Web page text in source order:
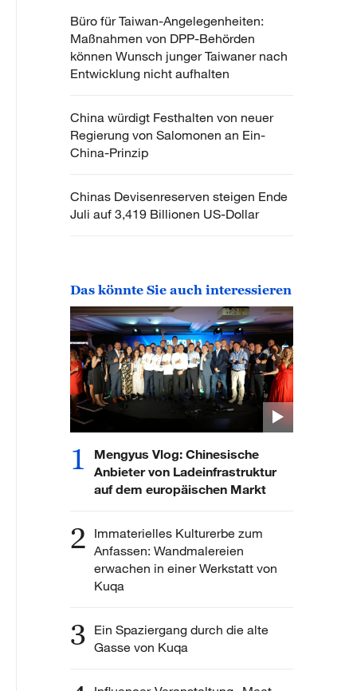
Büro für Taiwan-Angelegenheiten:
Maßnahmen von DPP-Behörden
können Wunsch junger Taiwaner nach
Entwicklung nicht aufhalten
China würdigt Festhalten von neuer
Regierung von Salomonen an Ein-
China-Prinzip
Chinas Devisenreserven steigen Ende
Juli auf 3,419 Billionen US-Dollar
Das könnte Sie auch interessieren
1
Mengyus Vlog: Chinesische
Anbieter von Ladeinfrastruktur
auf dem europäischen Markt
2 Immaterielles Kulturerbe zum
Anfassen: Wandmalereien
erwachen in einer Werkstatt von
Kuqa
3 Ein Spaziergang durch die alte
Gasse von Kuqa